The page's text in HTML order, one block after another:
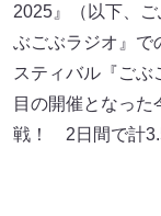
2025』（以下、
ぶごぶラジオ』で
スティバル『ご
目の開催となっ
戦！ 2日間で計